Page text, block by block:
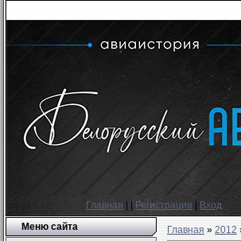
Главная Регистрация
Вход
Меню сайта
Главная»2012